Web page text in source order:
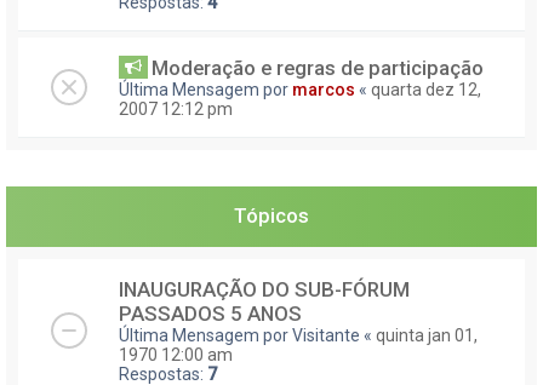
Moderação e regras de participação
Última Mensagem por marcos « quarta dez 12,
2007 12:12 pm
Tópicos
INAUGURAÇÃO DO SUB-FÓRUM
PASSADOS 5 ANOS
Última Mensagem porVisitante « quinta jan 01,
1970 12:00 am
Respostas: 7